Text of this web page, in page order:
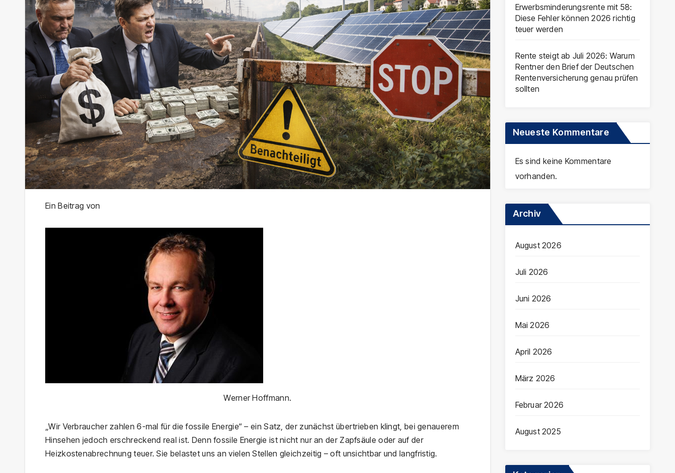
Ein Beitrag von
Werner Hoffmann.
„Wir Verbraucher zahlen 6-mal für die fossile Energie“ – ein Satz, der zunächst übertrieben klingt, bei genauerem
Hinsehen jedoch erschreckend real ist. Denn fossile Energie ist nicht nur an der Zapfsäule oder auf der
Heizkostenabrechnung teuer. Sie belastet uns an vielen Stellen gleichzeitig – oft unsichtbar und langfristig.
Erwerbsminderungsrente mit 58:
Diese Fehler können 2026 richtig
teuer werden
Rente steigt ab Juli 2026: Warum
Rentner den Brief der Deutschen
Rentenversicherung genau prüfen
sollten
Neueste Kommentare
Es sind keine Kommentare
vorhanden.
Archiv
August 2026
Juli 2026
Juni 2026
Mai 2026
April 2026
März 2026
Februar 2026
August 2025